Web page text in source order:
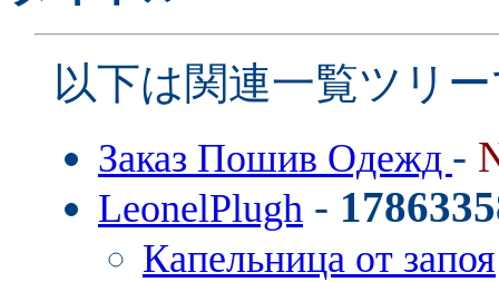
以下は関連一覧ツリ
Заказ Пошив Одежд -
LeonelPlugh -
Капельница от запоя